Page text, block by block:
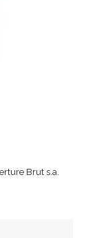
Brut s.a.